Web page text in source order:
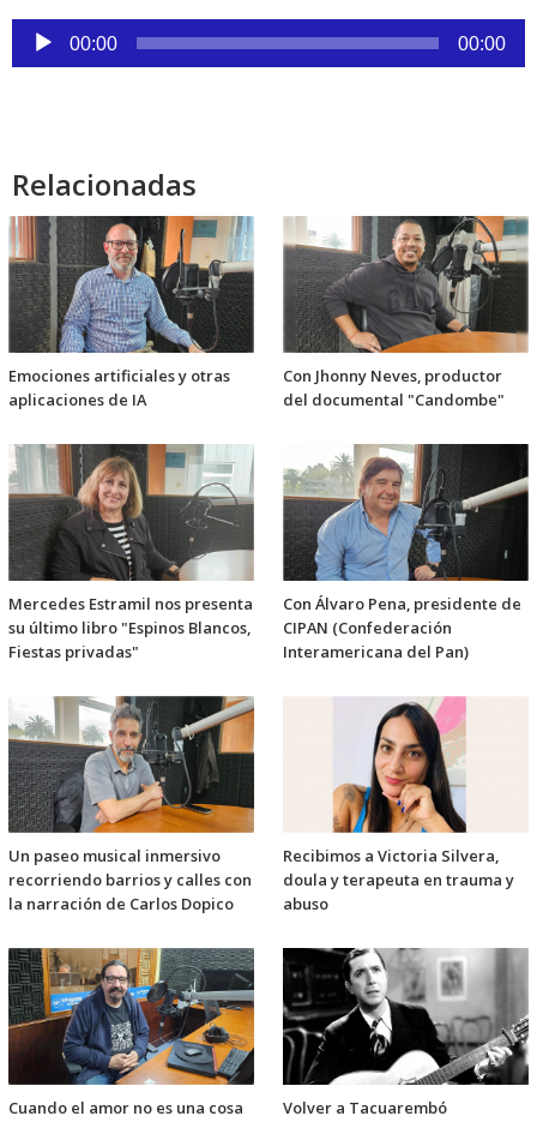
Reproductor
de
00:00 00:00
Relacionadas
Emociones artificiales y otras
aplicaciones de IA
Con Jhonny Neves, productor
del documental "Candombe"
Mercedes Estramil nos presenta
su último libro "Espinos Blancos,
Fiestas privadas"
Con Álvaro Pena, presidente de
CIPAN (Confederación
Interamericana del Pan)
Un paseo musical inmersivo
recorriendo barrios y calles con
la narración de Carlos Dopico
Recibimos a Victoria Silvera,
doula y terapeuta en trauma y
abuso
Cuando el amor no es una cosa
Volver a Tacuarembó